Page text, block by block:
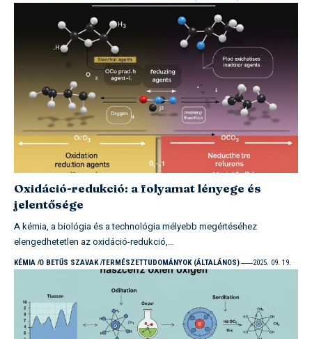
Oxidáció-redukció: a folyamat lényege és
jelentősége
A kémia, a biológia és a technológia mélyebb megértéséhez
elengedhetetlen az oxidáció-redukció,…
KÉMIA O BETŰS SZAVAK TERMÉSZETTUDOMÁNYOK (ÁLTALÁNOS) 2025. 09. 19.